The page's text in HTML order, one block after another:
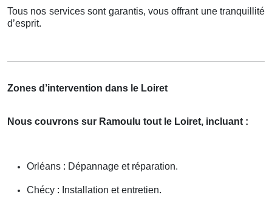
Tous nos services sont garantis, vous offrant une tranquillité
d’esprit.
Zones d’intervention dans le Loiret
Nous couvrons sur Ramoulu tout le Loiret, incluant :
Orléans : Dépannage et réparation.
Chécy : Installation et entretien.